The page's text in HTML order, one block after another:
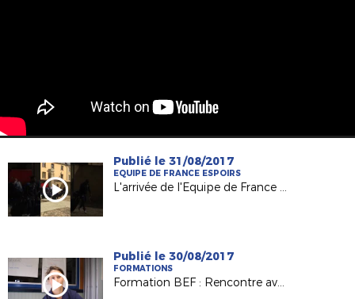
Publié le 31/08/2017
EQUIPE DE FRANCE ESPOIRS
L'arrivée de l'Equipe de France Espoirs à Laval !
Publié le 30/08/2017
FORMATIONS
Formation BEF : Rencontre avec Charlène Karsenti, joueuse et éducatrice au Mans FC